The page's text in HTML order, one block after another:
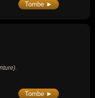
mari de l'actrice Eva
Tombe ►
Tombe ►